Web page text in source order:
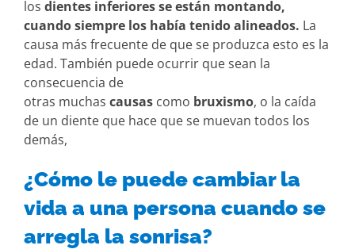
los dientes inferiores se están montando,
cuando siempre los había tenido alineados. La
causa más frecuente de que se produzca esto es la
edad. También puede ocurrir que sean la
consecuencia de
otras muchas causas como bruxismo, o la caída
de un diente que hace que se muevan todos los
demás,
¿Cómo le puede cambiar la
vida a una persona cuando se
arregla la sonrisa?